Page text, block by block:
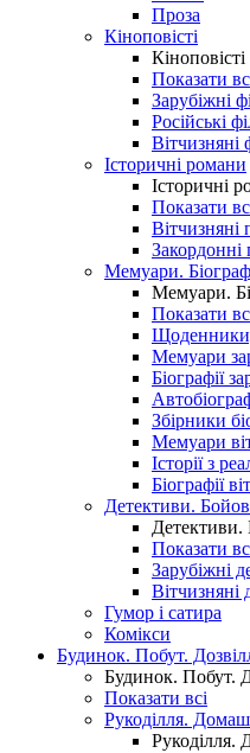
Проза
Кіноповісті
Кіноповісті
Показати
Зарубіжні
Російські
Вітчизняні
Історичні романи
Історичні
Показати
Мемуари.
Мемуари.
Показати
Мемуари
Біографії
Збірники
Мемуари
Історії з
Біографії
Детективи.
Детективи.
Показати
Зарубіжні
Вітчизняні
Гумор і сатира
Комікси
Будинок. Побут.
Будинок. Побут.
Показати всі
Рукоділля.
Рукоділля.